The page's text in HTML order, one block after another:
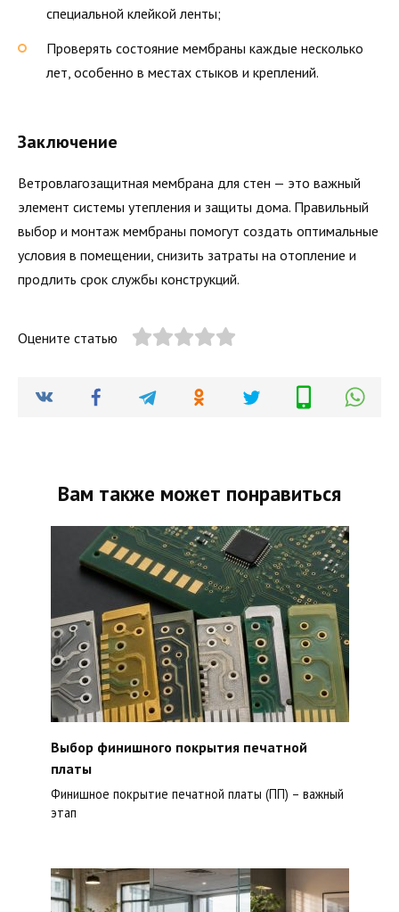
специальной клейкой ленты;
Проверять состояние мембраны каждые несколько
лет, особенно в местах стыков и креплений.
Заключение
Ветровлагозащитная мембрана для стен — это важный
элемент системы утепления и защиты дома. Правильный
выбор и монтаж мембраны помогут создать оптимальные
условия в помещении, снизить затраты на отопление и
продлить срок службы конструкций.
Оцените статью
Вам также может понравиться
Выбор финишного покрытия печатной
платы
Финишное покрытие печатной платы (ПП) – важный
этап